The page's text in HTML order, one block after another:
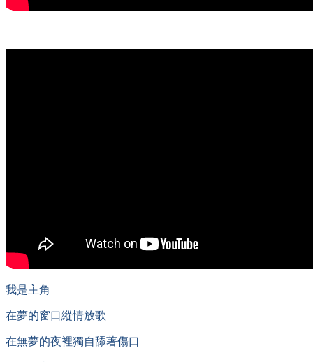
我是主角
在夢的窗口縱情放歌
在無夢的夜裡獨自舔著傷口